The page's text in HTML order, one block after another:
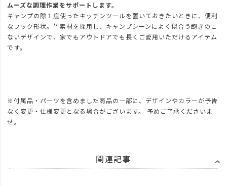
ムーズな調理作業をサポートします。
キャンプの際１度使ったキッチンツールを置いておきたいときに、便利
なフック形状。竹素材を採用し、キャンプシーンによく似合う飽きのこ
ないデザインで、家でもアウトドアでも長くご愛用いただけるアイテム
です。
※付属品・パーツを含めました商品の一部に、デザインやカラーが予告
なく変更・仕様変更となる場合がございます。 予めご了承くださいま
せ。
関連記事